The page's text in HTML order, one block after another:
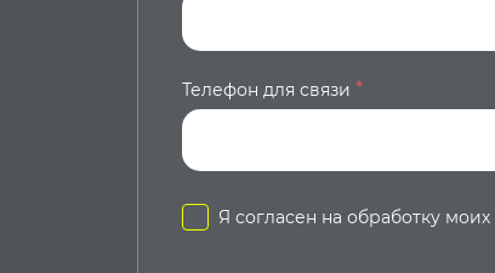
Телефон для связи *
Я согласен на обработку моих